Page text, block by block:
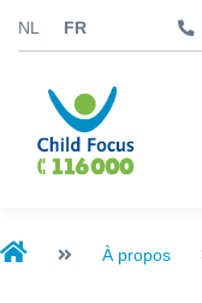
NL FR
À propos